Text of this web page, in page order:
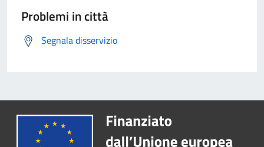
Problemi in città
Segnala disservizio